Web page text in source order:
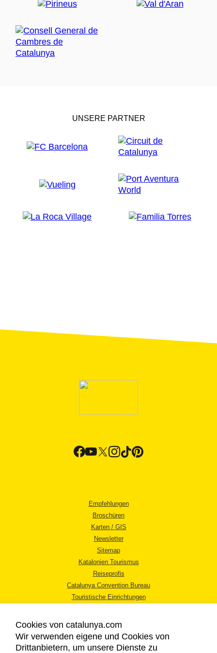
UNSERE PARTNER
Empfehlungen
Broschüren
Karten / GIS
Newsletter
Sitemap
Katalonien Tourismus
Reiseprofis
Catalunya Convention Bureau
Touristische Einrichtungen
Cookies von catalunya.com
Wir verwenden eigene und Cookies von
Drittanbietern, um unsere Dienste zu